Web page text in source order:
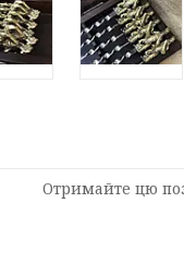
Отримайте цю